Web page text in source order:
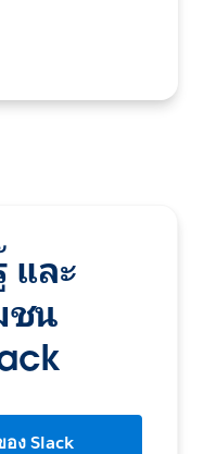
และ
ชน
ง Slack